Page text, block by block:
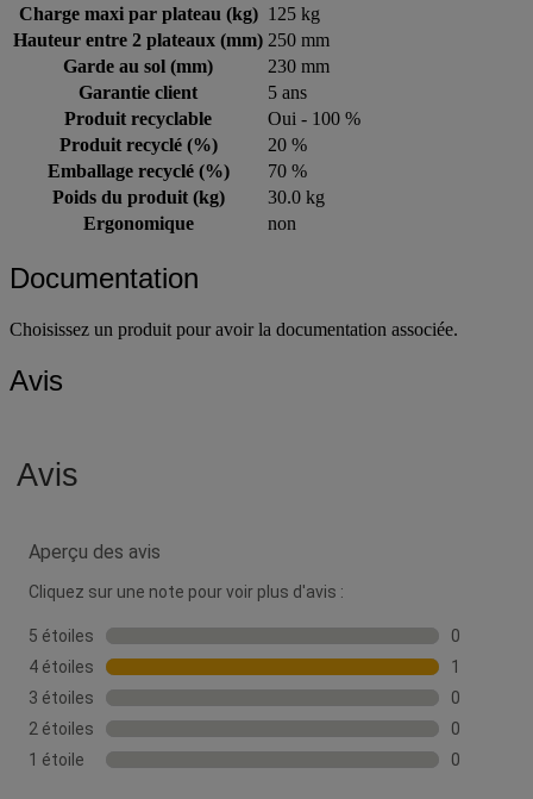
Charge maxi par plateau (kg) 125 kg
Hauteur entre 2 plateaux (mm) 250 mm
Garde au sol (mm)
230 mm
Garantie client
5 ans
Produit recyclable
Oui - 100 %
Produit recyclé (%)
20 %
Emballage recyclé (%)
70 %
Poids du produit (kg)
30.0 kg
Ergonomique
non
Documentation
Choisissez un produit pour avoir la documentation associée.
Avis